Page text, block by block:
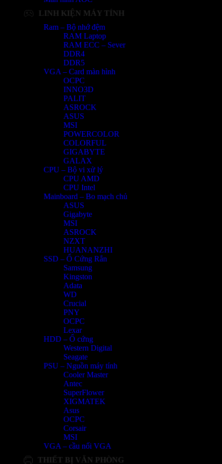
LINH KIỆN MÁY TÍNH
Ram – Bộ nhớ đệm
RAM Laptop
RAM ECC – Sever
DDR4
DDR5
VGA – Card màn hình
OCPC
INNO3D
PALIT
ASROCK
ASUS
MSI
POWERCOLOR
COLORFUL
GIGABYTE
GALAX
CPU – Bộ vi xử lý
CPU AMD
CPU Intel
Mainboard – Bo mạch chủ
ASUS
Gigabyte
MSI
ASROCK
NZXT
HUANANZHI
SSD – Ổ Cứng Rắn
Samsung
Kingston
Adata
WD
Crucial
PNY
OCPC
Lexar
HDD – Ổ cứng
Western Digital
Seagate
PSU – Nguồn máy tính
Cooler Master
Antec
SuperFlower
XIGMATEK
Asus
OCPC
Corsair
MSI
VGA – cầu nối VGA
THIẾT BỊ VĂN PHÒNG